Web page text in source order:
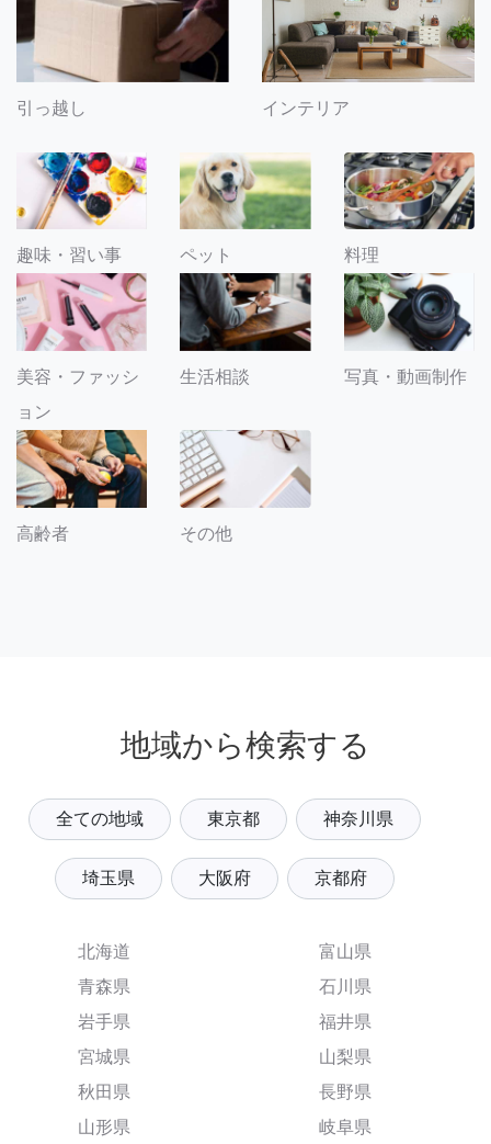
引っ越し インテリア
趣味・習い事 ペット 料理
美容・ファッシ
ョン
生活相談 写真・動画制作
高齢者 その他
地域から検索する
全ての地域 東京都 神奈川県
埼玉県 大阪府 京都府
北海道
青森県
岩手県
宮城県
秋田県
山形県
富山県
石川県
福井県
山梨県
長野県
岐阜県